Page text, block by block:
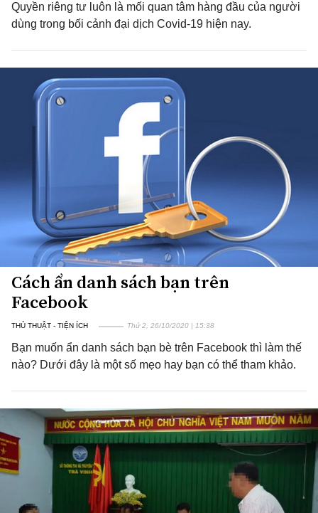
Quyền riêng tư luôn là mối quan tâm hàng đầu của người
dùng trong bối cảnh đại dịch Covid-19 hiện nay.
Cách ẩn danh sách bạn trên
Facebook
THỦ THUẬT - TIỆN ÍCH Thứ 2, 26/10/2020 | 15:38
Bạn muốn ẩn danh sách bạn bè trên Facebook thì làm thế
nào? Dưới đây là một số mẹo hay bạn có thể tham khảo.